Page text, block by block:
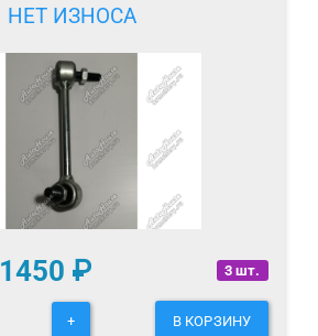
НЕТ ИЗНОСА
3 шт.
1450 ₽
+ В КОРЗИНУ